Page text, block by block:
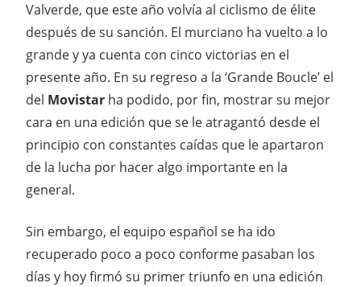
Valverde, que este año volvía al ciclismo de élite
después de su sanción. El murciano ha vuelto a lo
grande y ya cuenta con cinco victorias en el
presente año. En su regreso a la ‘Grande Boucle’ el
del Movistar ha podido, por fin, mostrar su mejor
cara en una edición que se le atragantó desde el
principio con constantes caídas que le apartaron
de la lucha por hacer algo importante en la
general.
Sin embargo, el equipo español se ha ido
recuperado poco a poco conforme pasaban los
días y hoy firmó su primer triunfo en una edición